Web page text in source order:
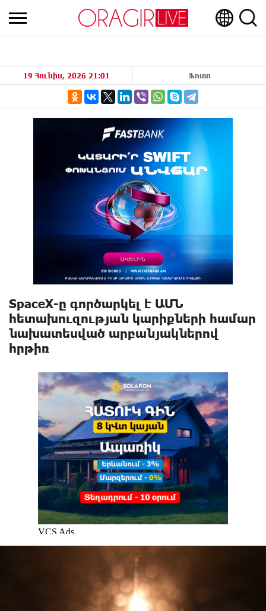
19 Հունիս, 2026 21:01 Ֆոտո
SpaceX-ը գործարկել է ԱՄՆ
հետախnւզության կարիքների համար
նախատեսված արբանյակներով
hրթիռ